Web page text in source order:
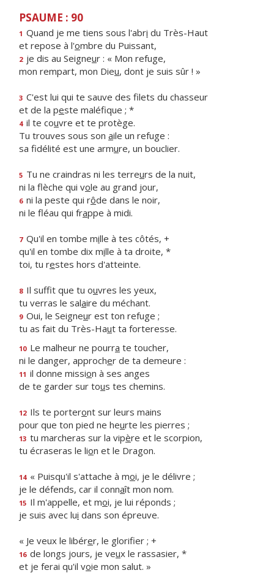
PSAUME : 90
1 Quand je me tiens sous l'abri du Très-Haut
et repose à l'ombre du Puissant,
2 je dis au Seigneur : « Mon refuge,
mon rempart, mon Dieu, dont je suis sûr ! »
3 C'est lui qui te sauve des filets du chasseur
et de la peste maléfique ; *
4 il te couvre et te protège.
Tu trouves sous son aile un refuge :
sa fidélité est une armure, un bouclier.
5 Tu ne craindras ni les terreurs de la nuit,
ni la flèche qui vole au grand jour,
6 ni la peste qui rôde dans le noir,
ni le fléau qui frappe à midi.
7 Qu'il en tombe mille à tes côtés, +
qu'il en tombe dix mille à ta droite, *
toi, tu restes hors d'atteinte.
8 Il suffit que tu ouvres les yeux,
tu verras le salaire du méchant.
9 Oui, le Seigneur est ton refuge ;
tu as fait du Très-Haut ta forteresse.
10 Le malheur ne pourra te toucher,
ni le danger, approcher de ta demeure :
11 il donne mission à ses anges
de te garder sur tous tes chemins.
12 Ils te porteront sur leurs mains
pour que ton pied ne heurte les pierres ;
13 tu marcheras sur la vipère et le scorpion,
tu écraseras le lion et le Dragon.
14 « Puisqu'il s'attache à moi, je le délivre ;
je le défends, car il connaît mon nom.
15 Il m'appelle, et moi, je lui réponds ;
je suis avec lui dans son épreuve.
« Je veux le libérer, le glorifier ; +
16 de longs jours, je veux le rassasier, *
et je ferai qu'il voie mon salut. »